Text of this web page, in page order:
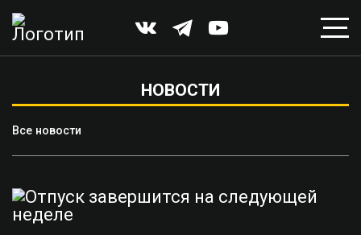
НОВОСТИ
Все новости